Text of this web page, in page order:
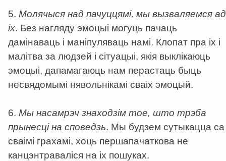
5. Молячыся над пачуццямі, мы вызваляемся ад
іх. Без нагляду эмоцыі могуць пачаць
дамінаваць і маніпуляваць намі. Клопат пра іх і
малітва за людзей і сітуацыі, якія выклікаюць
эмоцыі, дапамагаюць нам перастаць быць
несвядомымі нявольнікамі сваіх эмоцый.
6. Мы насамрэч знаходзім тое, што трэба
прынесці на споведзь. Мы будзем сутыкацца са
сваімі грахамі, хоць першапачаткова не
канцэнтраваліся на іх пошуках.